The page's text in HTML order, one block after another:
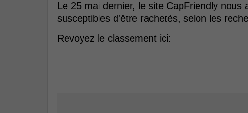
Le 25 mai dernier, le site CapFriendly
susceptibles d'être rachetés, selon les
Revoyez le classement ici: